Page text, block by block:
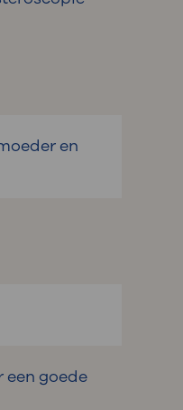
en
een goede